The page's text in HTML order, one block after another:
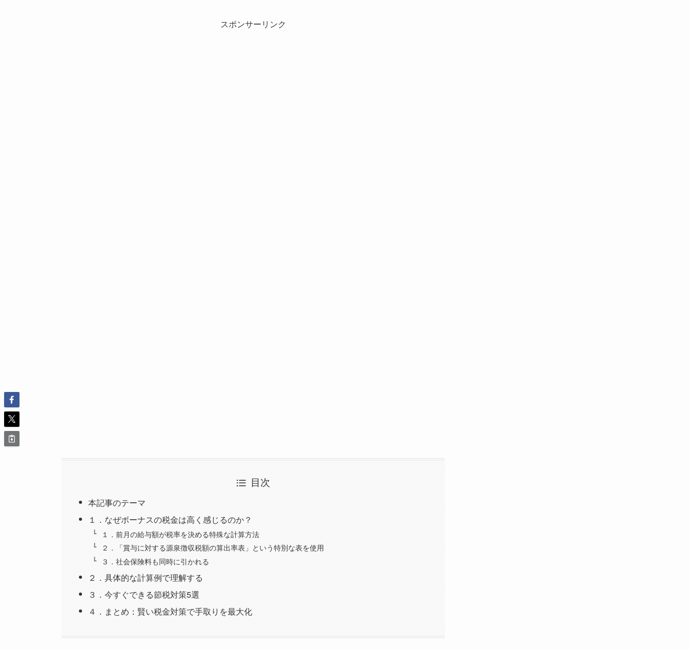
スポンサーリンク
目次
本記事のテーマ
１．なぜボーナスの税金は高く感じるのか？
１．前月の給与額が税率を決める特殊な計算方法
２．「賞与に対する源泉徴収税額の算出率表」という特別な表を使用
３．社会保険料も同時に引かれる
２．具体的な計算例で理解する
３．今すぐできる節税対策5選
４．まとめ：賢い税金対策で手取りを最大化